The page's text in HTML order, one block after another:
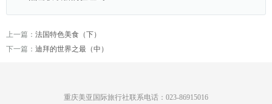
上一篇： 法国特色美食（下）
下一篇： 迪拜的世界之最（中）
重庆美亚国际旅行社联系电话：023-86915016